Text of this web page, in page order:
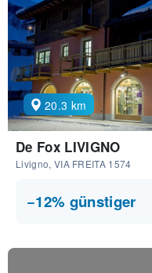
20.3 km
De Fox LIVIGNO
Livigno, VIA FREITA 1574
−12% günstiger